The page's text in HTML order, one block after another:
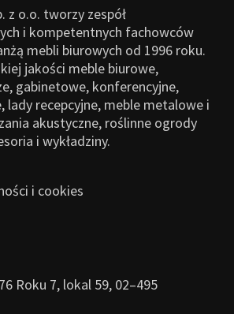
z o.o. tworzy zespół
i kompetentnych fachowców
mebli biurowych od 1996 roku.
jakości meble biurowe,
gabinetowe, konferencyjne,
lady recepcyjne, meble metalowe i
akustyczne, roślinne ogrody
i wykładziny.
i cookies
Roku 7, lokal 59, 02–495